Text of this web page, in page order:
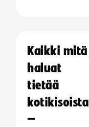
Kaikki mitä
haluat
tietää
kotikisoista
–